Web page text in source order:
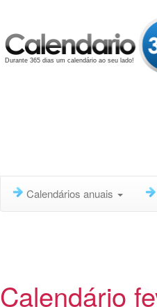
Durante 365 dias um calendário ao seu lado!
Calendários anuais
Calendário